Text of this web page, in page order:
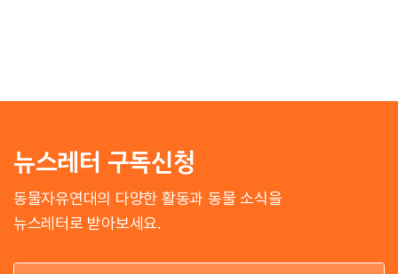
뉴스레터 구독신청
동물자유연대의 다양한 활동과 동물 소식을
뉴스레터로 받아보세요.